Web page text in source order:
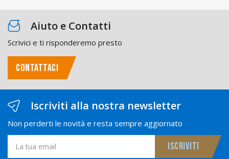
Aiuto e Contatti
Scrivici e ti risponderemo presto
CONTATTACI
Iscriviti alla nostra newsletter
Non perderti le novità e resta sempre aggiornato